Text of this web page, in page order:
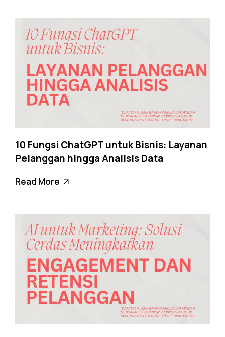
10 Fungsi ChatGPT untuk Bisnis: Layanan
Pelanggan hingga Analisis Data
Read More